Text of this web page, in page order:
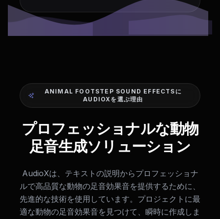
ANIMAL FOOTSTEP SOUND EFFECTSに
AUDIOXを選ぶ理由
プロフェッショナルな動物
足音生成ソリューション
AudioXは、テキストの説明からプロフェッショナ
ルで高品質な動物の足音効果音を提供するために、
先進的な技術を使用しています。プロジェクトに最
適な動物の足音効果音を見つけて、瞬時に作成しま